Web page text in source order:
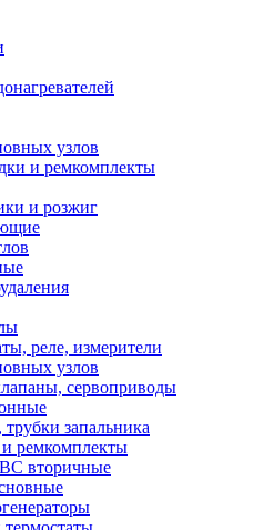
узлов
и ремкомплекты
и розжиг
реле, измерители
узлов
сервоприводы
запальника
ремкомплекты
вторичные